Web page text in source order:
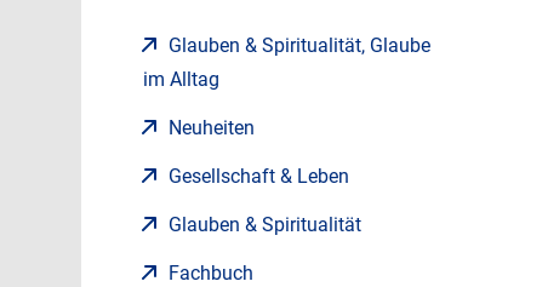
Glauben & Spiritualität, Glaube
im Alltag
Neuheiten
Gesellschaft & Leben
Glauben & Spiritualität
Fachbuch